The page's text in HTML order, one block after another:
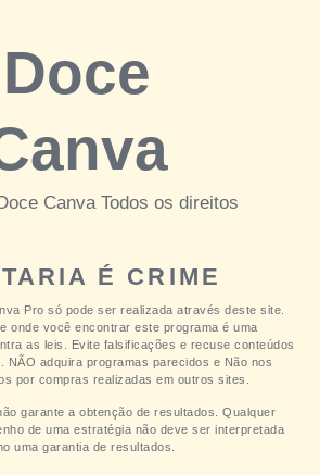
Doce
Canva Todos os direitos
É CRIME
Pro só pode ser realizada através deste site.
onde você encontrar este programa é uma
as leis.
Evite falsificações e recuse conteúdos
NÃO adquira programas parecidos e Não nos
por compras realizadas em outros sites.
garante a obtenção de resultados. Qualquer
de uma estratégia não deve ser interpretada
uma garantia de resultados.